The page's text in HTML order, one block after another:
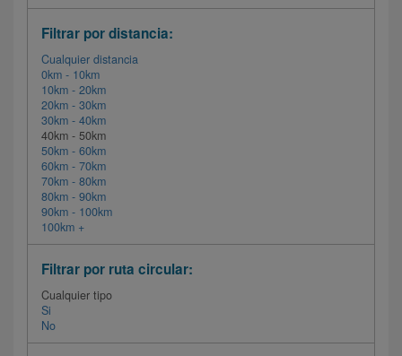
Filtrar por distancia:
Cualquier distancia
0km - 10km
10km - 20km
20km - 30km
30km - 40km
40km - 50km
50km - 60km
60km - 70km
70km - 80km
80km - 90km
90km - 100km
100km +
Filtrar por ruta circular:
Cualquier tipo
Si
No